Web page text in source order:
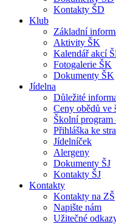
Kontakty ŠD
Klub
Základní
Aktivity ŠK
Kalendář akcí
Fotogalerie ŠK
Dokumenty ŠK
Jídelna
Důležité
Ceny obědů ve
Školní program
Přihláška ke
Jídelníček
Alergeny
Dokumenty ŠJ
Kontakty ŠJ
Kontakty
Kontakty na ZŠ
Napište nám
Užitečné